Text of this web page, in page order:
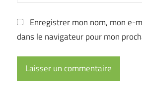
Enregistrer mon nom, mon e-
dans le navigateur pour mon